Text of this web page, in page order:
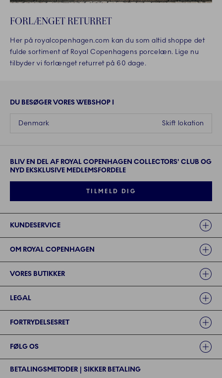
FORLÆNGET RETURRET
Her på royalcopenhagen.com kan du som altid shoppe det
fulde sortiment af Royal Copenhagens porcelæn. Lige nu
tilbyder vi forlænget returret på 60 dage.
DU BESØGER VORES WEBSHOP I
Skift lokation
Denmark
BLIV EN DEL AF ROYAL COPENHAGEN COLLECTORS' CLUB OG
NYD EKSKLUSIVE MEDLEMSFORDELE
TILMELD DIG
KUNDESERVICE
OM ROYAL COPENHAGEN
VORES BUTIKKER
LEGAL
FORTRYDELSESRET
FØLG OS
BETALINGSMETODER | SIKKER BETALING